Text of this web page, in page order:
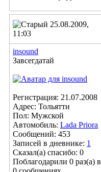
25.08.2009,
11:03
insound
Завсегдатай
Регистрация: 21.07.2008
Адрес: Тольятти
Пол: Мужской
Автомобиль: Lada Priora
Сообщений: 453
Записей в дневнике: 1
Сказал(а) спасибо: 0
Поблагодарили 0 раз(а) в